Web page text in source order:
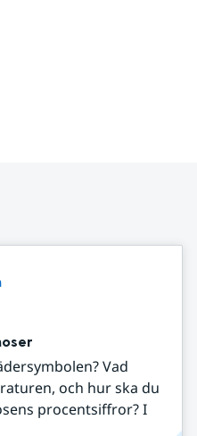
Vad
och hur ska du
procentsiffror? I